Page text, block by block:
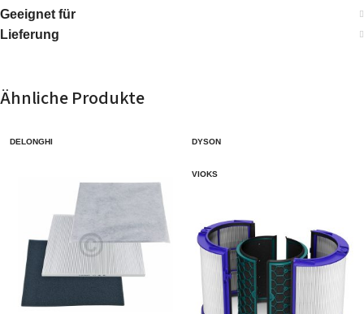
Geeignet für
Lieferung
Ähnliche Produkte
DELONGHI DYSON
VIOKS